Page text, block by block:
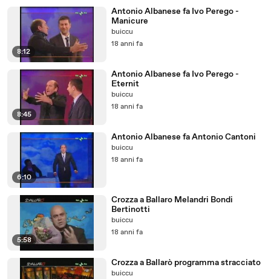
8:12
Antonio Albanese fa Ivo Perego -
Manicure
buiccu
18 anni fa
8:45
Antonio Albanese fa Ivo Perego -
Eternit
buiccu
18 anni fa
6:10
Antonio Albanese fa Antonio Cantoni
buiccu
18 anni fa
5:58
Crozza a Ballaro Melandri Bondi
Bertinotti
buiccu
18 anni fa
Crozza a Ballarò programma stracciato
buiccu